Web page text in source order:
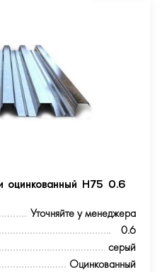
оцинкованный Н75 0.6
Уточняйте у менеджера
0.6
серый
Оцинкованный